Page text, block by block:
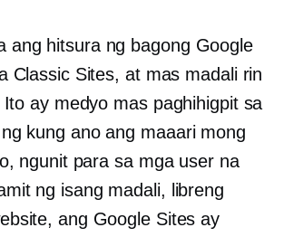
ang hitsura ng bagong Google
Classic Sites, at mas madali rin
ay medyo mas paghihigpit sa
kung ano ang maaari mong
ngunit para sa mga user na
ng isang madali, libreng
ang Google Sites ay